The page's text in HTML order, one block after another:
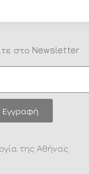
στο Newsletter
Εγγραφή
της Αθήνας